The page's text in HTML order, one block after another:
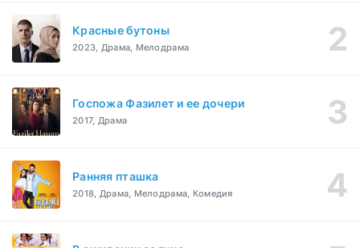
Красные бутоны
2023, Драма, Мелодрама
Госпожа Фазилет и ее дочери
2017, Драма
Ранняя пташка
2018, Драма, Мелодрама, Комедия